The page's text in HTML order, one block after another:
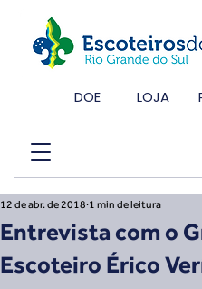
DOE LOJA
Entrevista com o
Escoteiro Érico
12 de abr. de 2018 1 min de leitura